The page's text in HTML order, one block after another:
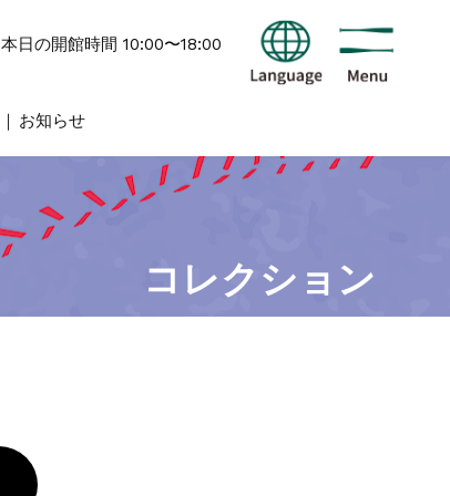
本日の開館時間 10:00〜18:00
お知らせ
コレクション